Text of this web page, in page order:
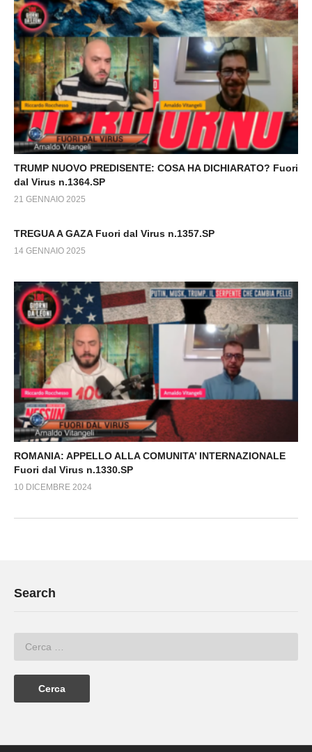
TRUMP NUOVO PREDISENTE: COSA HA DICHIARATO? Fuori
dal Virus n.1364.SP
21 GENNAIO 2025
TREGUA A GAZA Fuori dal Virus n.1357.SP
14 GENNAIO 2025
ROMANIA: APPELLO ALLA COMUNITA’ INTERNAZIONALE
Fuori dal Virus n.1330.SP
10 DICEMBRE 2024
Search